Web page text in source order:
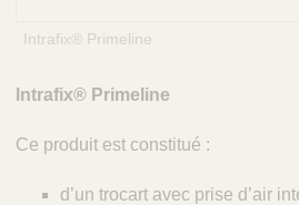
r
n
Intrafix® Primeline
Intrafix® Primeline
Ce produit est constitué :
d’un trocart avec prise d’air